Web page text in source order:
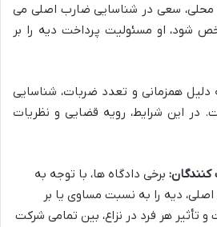
سعی در شناسایی ضارب اصلی می
شود، او مسئولیت پرداخت دیه را بر
دلیل همزمانی و تعدد ضربات، شناسایی
در این شرایط، رویه قضایی و نظریات
برخی دادگاه ها، با توجه به
دیه را به نسبت مساوی یا بر
تأثیر هر فرد در نزاع، بین تمامی شرکت